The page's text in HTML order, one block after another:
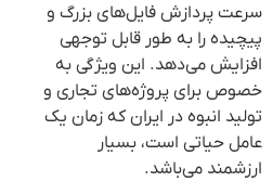
سرعت پردازش فایل‌های بزرگ و
پیچیده را به طور قابل توجهی
افزایش می‌دهد. این ویژگی به
خصوص برای پروژه‌های تجاری و
تولید انبوه در ایران که زمان یک
عامل حیاتی است، بسیار
ارزشمند می‌باشد.